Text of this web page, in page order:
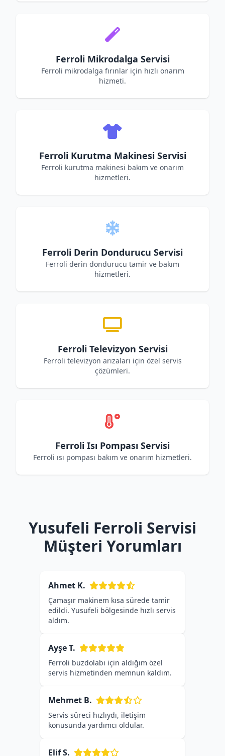
Ferroli Mikrodalga Servisi
Ferroli mikrodalga fırınlar için hızlı onarım
hizmeti.
Ferroli Kurutma Makinesi Servisi
Ferroli kurutma makinesi bakım ve onarım
hizmetleri.
Ferroli Derin Dondurucu Servisi
Ferroli derin dondurucu tamir ve bakım
hizmetleri.
Ferroli Televizyon Servisi
Ferroli televizyon arızaları için özel servis
çözümleri.
Ferroli Isı Pompası Servisi
Ferroli ısı pompası bakım ve onarım hizmetleri.
Yusufeli Ferroli Servisi
Müşteri Yorumları
Ahmet K.
Çamaşır makinem kısa sürede tamir
edildi. Yusufeli bölgesinde hızlı servis
aldım.
Ayşe T.
Ferroli buzdolabı için aldığım özel
servis hizmetinden memnun kaldım.
Mehmet B.
Servis süreci hızlıydı, iletişim
konusunda yardımcı oldular.
Elif S.